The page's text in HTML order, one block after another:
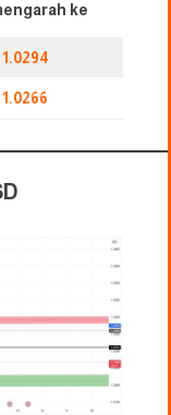
ke
1.0294
1.0266